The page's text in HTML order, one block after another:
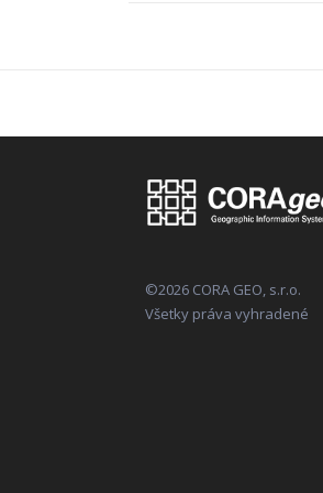
©2026 CORA GEO, s.r.o.
Všetky práva vyhradené